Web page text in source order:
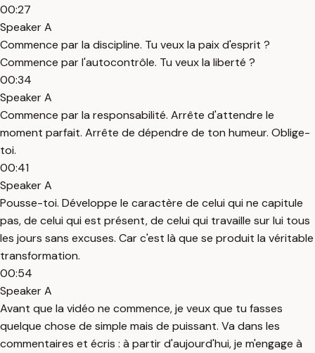
00:27
Speaker A
Commence par la discipline. Tu veux la paix d'esprit ?
Commence par l'autocontrôle. Tu veux la liberté ?
00:34
Speaker A
Commence par la responsabilité. Arrête d'attendre le
moment parfait. Arrête de dépendre de ton humeur. Oblige-
toi.
00:41
Speaker A
Pousse-toi. Développe le caractère de celui qui ne capitule
pas, de celui qui est présent, de celui qui travaille sur lui tous
les jours sans excuses. Car c'est là que se produit la véritable
transformation.
00:54
Speaker A
Avant que la vidéo ne commence, je veux que tu fasses
quelque chose de simple mais de puissant. Va dans les
commentaires et écris : à partir d'aujourd'hui, je m'engage à